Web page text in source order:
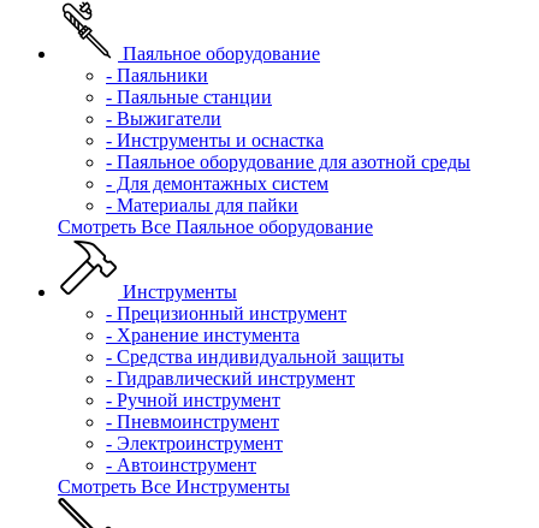
Паяльное оборудование
- Паяльники
- Паяльные станции
- Выжигатели
- Инструменты и оснастка
- Паяльное оборудование для азотной среды
- Для демонтажных систем
- Материалы для пайки
Смотреть Все Паяльное оборудование
Инструменты
- Прецизионный инструмент
- Хранение инстумента
- Средства индивидуальной защиты
- Гидравлический инструмент
- Ручной инструмент
- Пневмоинструмент
- Электроинструмент
- Автоинструмент
Смотреть Все Инструменты